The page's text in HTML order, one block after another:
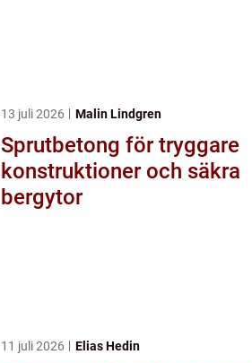
13 juli 2026 Malin Lindgren
Sprutbetong för tryggare
konstruktioner och säkra
bergytor
11 juli 2026 Elias Hedin